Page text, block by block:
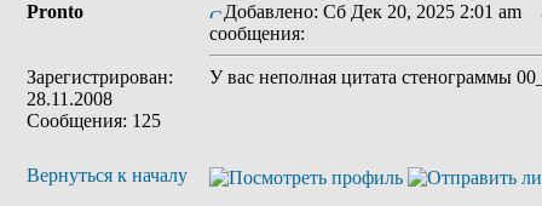
Pronto
Зарегистрирован:
28.11.2008
Сообщения: 125
Добавлено: Сб Дек 20, 2025 2:01 am
сообщения:
У вас неполная цитата стенограммы
Вернуться к началу